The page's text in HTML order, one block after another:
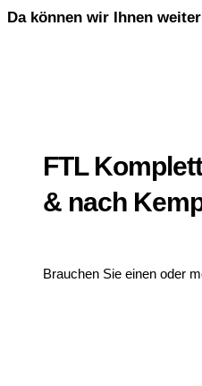
Da können wir Ihnen
FTL
& nach
Brauchen Sie einen oder